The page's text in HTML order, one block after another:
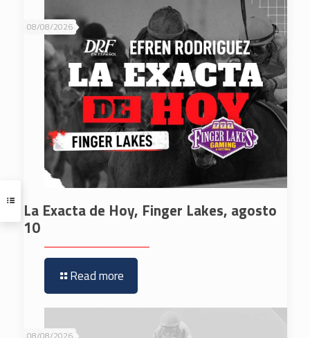
08/08/2026
La Exacta de Hoy, Finger Lakes, agosto
10
Read more